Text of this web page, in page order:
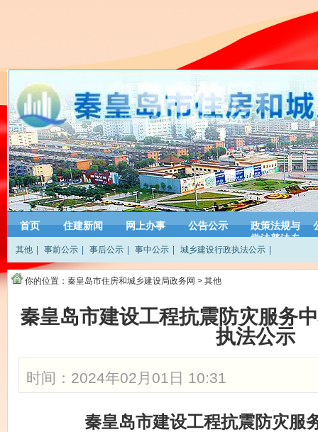
首页 住建新闻 网上办事 公告公示
政策法规与
学法普法专
栏
其他 事前公示 事后公示 事中公示 城乡建设行政执法公示
你的位置： 秦皇岛市住房和城乡建设局政务网 > 其他
秦皇岛市建设工程抗震防灾服务
执法公示
时间：2024年02月01日 10:31
秦皇岛市建设工程抗震防灾服